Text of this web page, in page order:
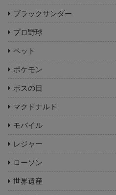
ブラックサンダー
プロ野球
ペット
ポケモン
ボスの日
マクドナルド
モバイル
レジャー
ローソン
世界遺産